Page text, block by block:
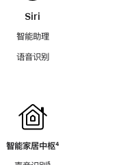
Siri
智能助理
语音识别
智能家居中枢脚
⁴